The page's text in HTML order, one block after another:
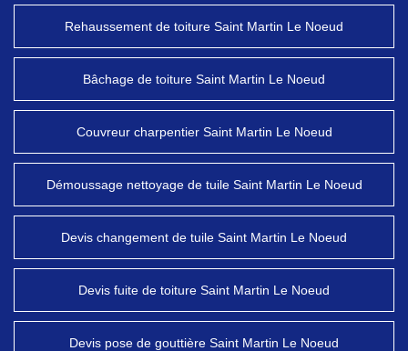
Rehaussement de toiture Saint Martin Le Noeud
Bâchage de toiture Saint Martin Le Noeud
Couvreur charpentier Saint Martin Le Noeud
Démoussage nettoyage de tuile Saint Martin Le Noeud
Devis changement de tuile Saint Martin Le Noeud
Devis fuite de toiture Saint Martin Le Noeud
Devis pose de gouttière Saint Martin Le Noeud